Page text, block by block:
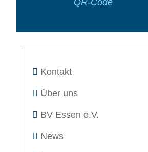
QR-Code
Kontakt
Über uns
BV Essen e.V.
News